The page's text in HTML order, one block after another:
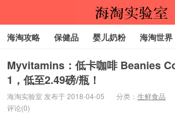
海淘实验室
海淘攻略 保健品 婴儿奶粉 海淘世界
代购服务
Myvitamins：低卡咖啡 Beanies
1，低至2.49磅/瓶！
海淘实验室 发布于 2018-04-05 分类： 生鲜食品
评论(0)